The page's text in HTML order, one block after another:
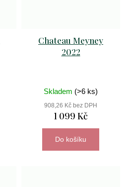
Chateau Meyney
2022
Skladem (>6 ks)
908,26 Kč bez DPH
1 099 Kč
Do košíku